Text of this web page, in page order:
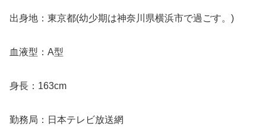
出身地：東京都(幼少期は神奈川県横浜市で過ごす。)
血液型：A型
身長：163cm
勤務局：日本テレビ放送網